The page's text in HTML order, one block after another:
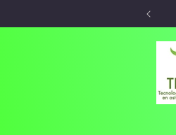
al contenido